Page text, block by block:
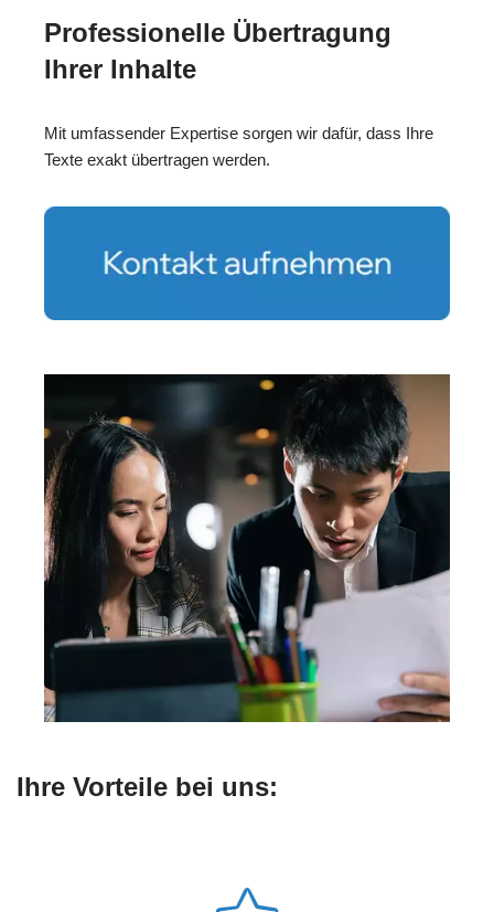
Professionelle Übertragung
Ihrer Inhalte
Mit umfassender Expertise sorgen wir dafür, dass Ihre
Texte exakt übertragen werden.
Ihre Vorteile bei uns: